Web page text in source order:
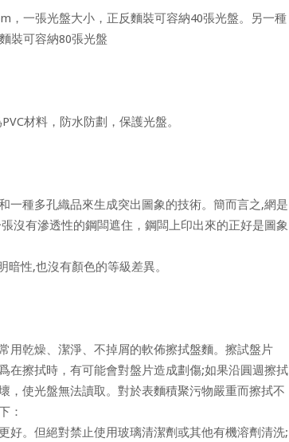
，一張光盤大小，正反麵裝可容納40張光盤。另一種
裝可容納80張光盤
材料，防水防劃，保護光盤。
一種多孔織品來生成突出圖象的技術。簡而言之,網是
沒有滲透性的鋼闆遮住，鋼闆上印出來的正好是圖象
性,也沒有顏色的等級差異。
用乾燥、潔淨、不掉屑的軟佈擦拭盤麵。擦試盤片
在擦拭時，有可能會對盤片造成劃傷;如果沿圓週擦拭
，使光盤無法讀取。對於表麵積聚污物嚴重而擦拭不
：
。但絕對禁止使用玻璃清潔劑或其他有機溶劑清洗;